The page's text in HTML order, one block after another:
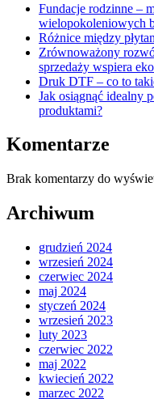
Fundacje rodzinne –
wielopokoleniowych
Różnice między
Zrównoważony
sprzedaży wspiera
Druk DTF – co to
Jak osiągnąć idealny
produktami?
Komentarze
Brak komentarzy do
Archiwum
grudzień 2024
wrzesień 2024
czerwiec 2024
maj 2024
styczeń 2024
wrzesień 2023
luty 2023
czerwiec 2022
maj 2022
kwiecień 2022
marzec 2022